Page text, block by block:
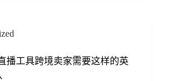
播工具跨境卖家需要这样的英